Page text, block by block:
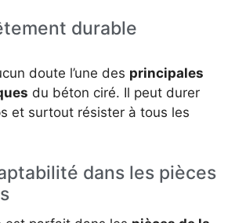
durable
doute l’une des principales
du béton ciré. Il peut durer
et surtout résister à tous les
dans les pièces